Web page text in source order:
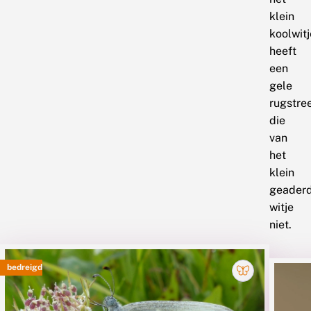
klein
heeft
een
gele
die
van
het
klein
witje
niet.
De
soorten
bedreigd